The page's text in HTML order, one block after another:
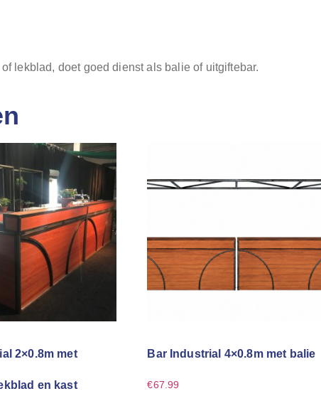
lekblad, doet goed dienst als balie of uitgiftebar.
2×0.8m met
en kast
Bar Industrial 4×0.8m met balie
€67.99